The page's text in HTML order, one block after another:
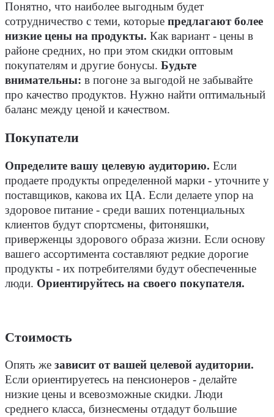
Понятно, что наиболее выгодным будет
сотрудничество с теми, которые предлагают более
низкие цены на продукты. Как вариант - цены в
районе средних, но при этом скидки оптовым
покупателям и другие бонусы. Будьте
внимательны: в погоне за выгодой не забывайте
про качество продуктов. Нужно найти оптимальный
баланс между ценой и качеством.
Покупатели
Определите вашу целевую аудиторию. Если
продаете продукты определенной марки - уточните у
поставщиков, какова их ЦА. Если делаете упор на
здоровое питание - среди ваших потенциальных
клиентов будут спортсмены, фитоняшки,
приверженцы здорового образа жизни. Если основу
вашего ассортимента составляют редкие дорогие
продукты - их потребителями будут обеспеченные
люди. Ориентируйтесь на своего покупателя.
Стоимость
Опять же зависит от вашей целевой аудитории.
Если ориентируетесь на пенсионеров - делайте
низкие цены и всевозможные скидки. Люди
среднего класса, бизнесмены отдадут большие